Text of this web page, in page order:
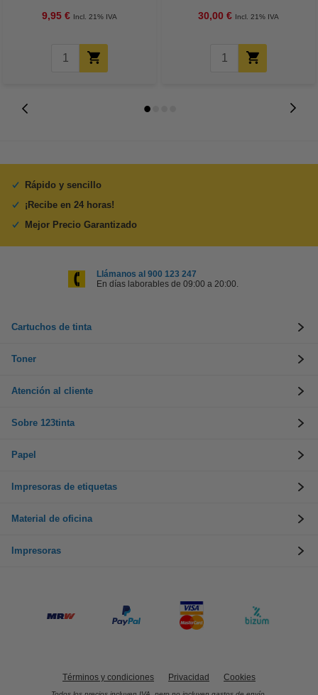
9,95 € Incl. 21% IVA 30,00 € Incl. 21% IVA
Rápido y sencillo
¡Recibe en 24 horas!
Mejor Precio Garantizado
Llámanos al 900 123 247
En días laborables de 09:00 a 20:00.
Cartuchos de tinta
Toner
Atención al cliente
Sobre 123tinta
Papel
Impresoras de etiquetas
Material de oficina
Impresoras
Términos y condiciones Privacidad Cookies